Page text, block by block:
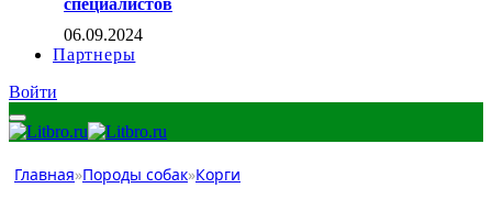
специалистов
06.09.2024
Партнеры
Войти
Главная»Породы собак»Корги